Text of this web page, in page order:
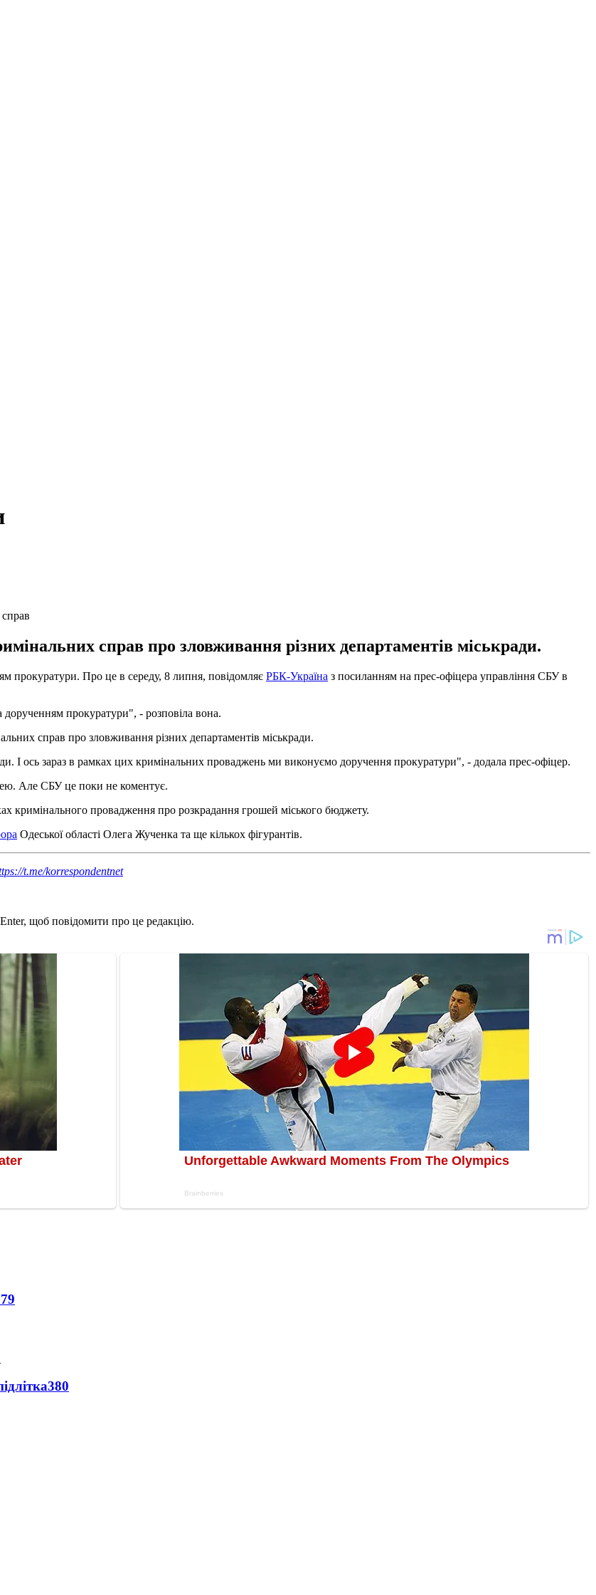
справ про зловживання різних департаментів міськради.
прокуратури. Про це в середу, 8 липня, повідомляє РБК-Україна з посиланням на прес-офіцера управління СБУ в
дорученням прокуратури", - розповіла вона.
справ про зловживання різних департаментів міськради.
І ось зараз в рамках цих кримінальних проваджень ми виконуємо доручення прокуратури", - додала прес-офіцер.
Але СБУ це поки не коментує.
кримінального провадження про розкрадання грошей міського бюджету.
Одеської області Олега Жученка та ще кількох фігурантів.
t.me/korrespondentnet
щоб повідомити про це редакцію.
380